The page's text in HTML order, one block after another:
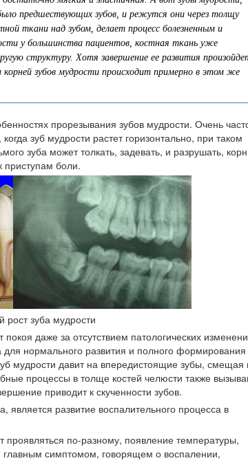
предшествующих зубов, и режутся они через толщу
ткани над зубом, делает процесс болезненным и
у большинства пациентов, костная ткань уже
структуру. Хотя завершение ее развития
зубов мудрости происходит примерно в этом же
прорезывания зубов мудрости. Очень
зуб мудрости растет горизонтально, при таком
зуба может толкать, задевать, и разрушать,
приступам боли.
рост зуба мудрости
даже за отсутствием патологических
нормального развития и полного формирования
мудрости давит на впередистоящие зубы, смещая
процессы в толще костей челюсти также
приводит к скученности зубов.
развитие воспалительного процесса в
проявляться по-разному, появление температуры,
главным симптомом, говорящем о воспалении,